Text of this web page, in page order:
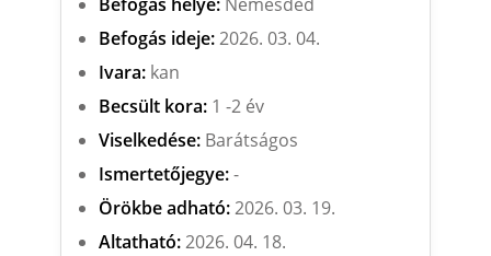
Befogás ideje:2026. 03. 04.
Ivara:kan
Becsült kora:1 -2 év
Viselkedése:Barátságos
Ismertetőjegye:-
Örökbe adható:2026. 03. 19.
Altatható:2026. 04. 18.